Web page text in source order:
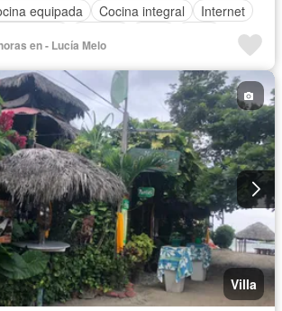
equipada Cocina integral
Internet
de guardianía
de tenis
en - Lucía Melo
Villa